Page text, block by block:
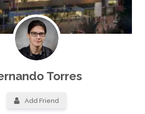
Torres
Add Friend